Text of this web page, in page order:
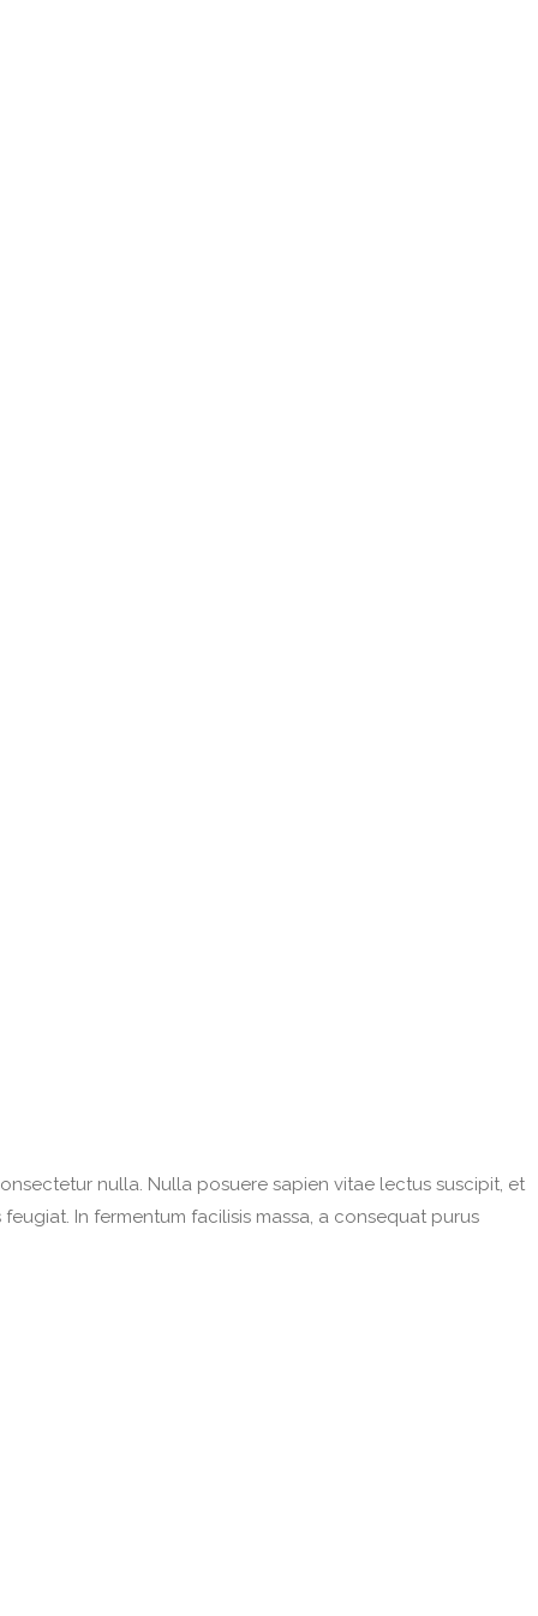
nulla. Nulla posuere sapien vitae lectus suscipit, et
In fermentum facilisis massa, a consequat purus